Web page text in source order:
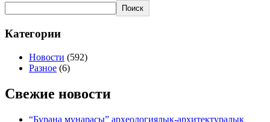
Поиск
Категории
Новости (592)
Разное (6)
Свежие новости
“Бурана мунарасы” археологиялык-архитектуралык